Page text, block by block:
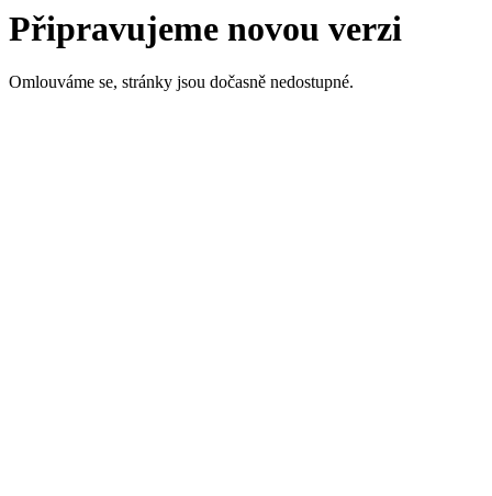
Připravujeme novou verzi
Omlouváme se, stránky jsou dočasně nedostupné.